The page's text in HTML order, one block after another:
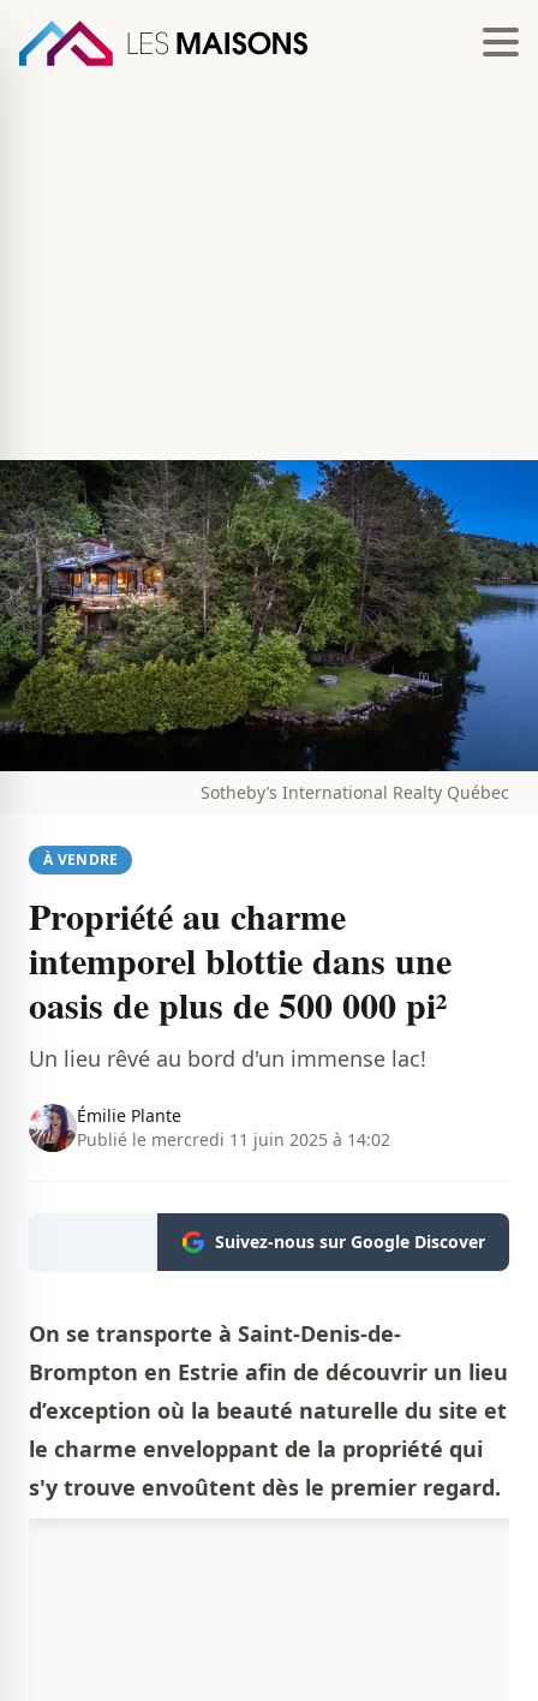
Sotheby’s International Realty Québec
À VENDRE
Propriété au charme
intemporel blottie dans une
oasis de plus de 500 000 pi²
Un lieu rêvé au bord d'un immense lac!
Émilie Plante
Publié le mercredi 11 juin 2025 à 14:02
Suivez-nous sur Google Discover
On se transporte à Saint-Denis-de-
Brompton en Estrie afin de découvrir un lieu
d’exception où la beauté naturelle du site et
le charme enveloppant de la propriété qui
s'y trouve envoûtent dès le premier regard.